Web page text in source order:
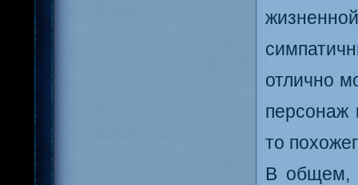
отлично
персонаж
то
В общем,